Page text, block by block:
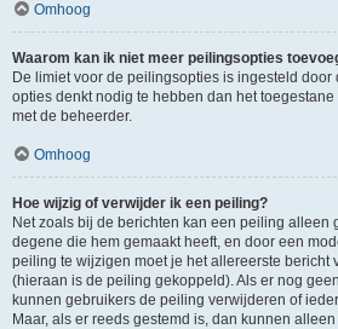
Omhoog
Waarom kan ik niet meer peilingsopties
De limiet voor de peilingsopties is ingesteld
opties denkt nodig te hebben dan het
met de beheerder.
Omhoog
Hoe wijzig of verwijder ik een peiling?
Net zoals bij de berichten kan een peiling alleen
degene die hem gemaakt heeft, en door een
peiling te wijzigen moet je het allereerste bericht
(hieraan is de peiling gekoppeld). Als er nog
kunnen gebruikers de peiling verwijderen of
Maar, als er reeds gestemd is, dan kunnen